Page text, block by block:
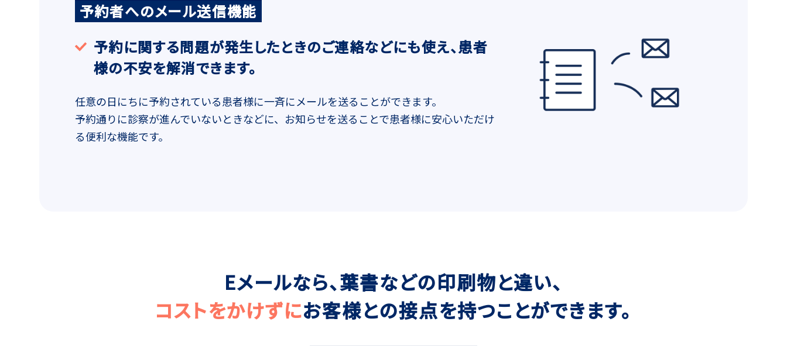
予約者へのメール送信機能
予約に関する問題が発生したときのご連絡などにも使え、患者
様の不安を解消できます。
任意の日にちに予約されている患者様に一斉にメールを送ることができます。
予約通りに診察が進んでいないときなどに、お知らせを送ることで患者様に安心いただけ
る便利な機能です。
Eメールなら、葉書などの印刷物と違い、
コストをかけずにお客様との接点を持つことができます。